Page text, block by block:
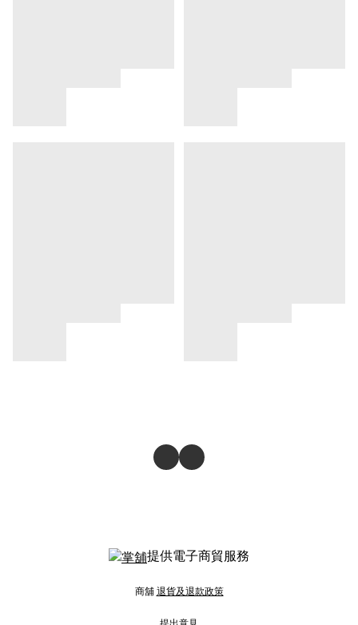
提供電子商貿服務
商舖 退貨及退款政策